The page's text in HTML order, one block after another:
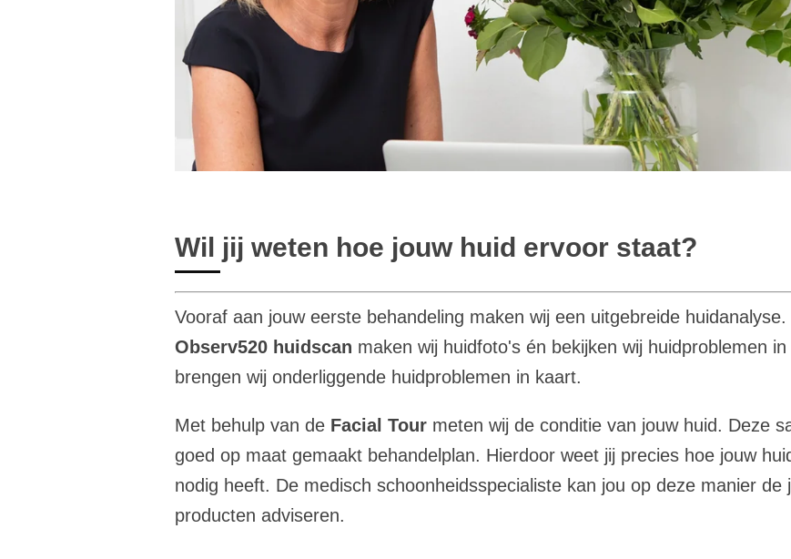
Wil jij weten hoe jouw huid ervoor staat?
Vooraf aan jouw eerste behandeling maken wij een uitgebreide huidanalyse.
Observ520 huidscan maken wij huidfoto's én bekijken wij huidproblemen
brengen wij onderliggende huidproblemen in kaart.
Met behulp van de Facial Tour meten wij de conditie van jouw huid. Deze
goed op maat gemaakt behandelplan. Hierdoor weet jij precies hoe jouw
nodig heeft. De medisch schoonheidsspecialiste kan jou op deze manier de
producten adviseren.